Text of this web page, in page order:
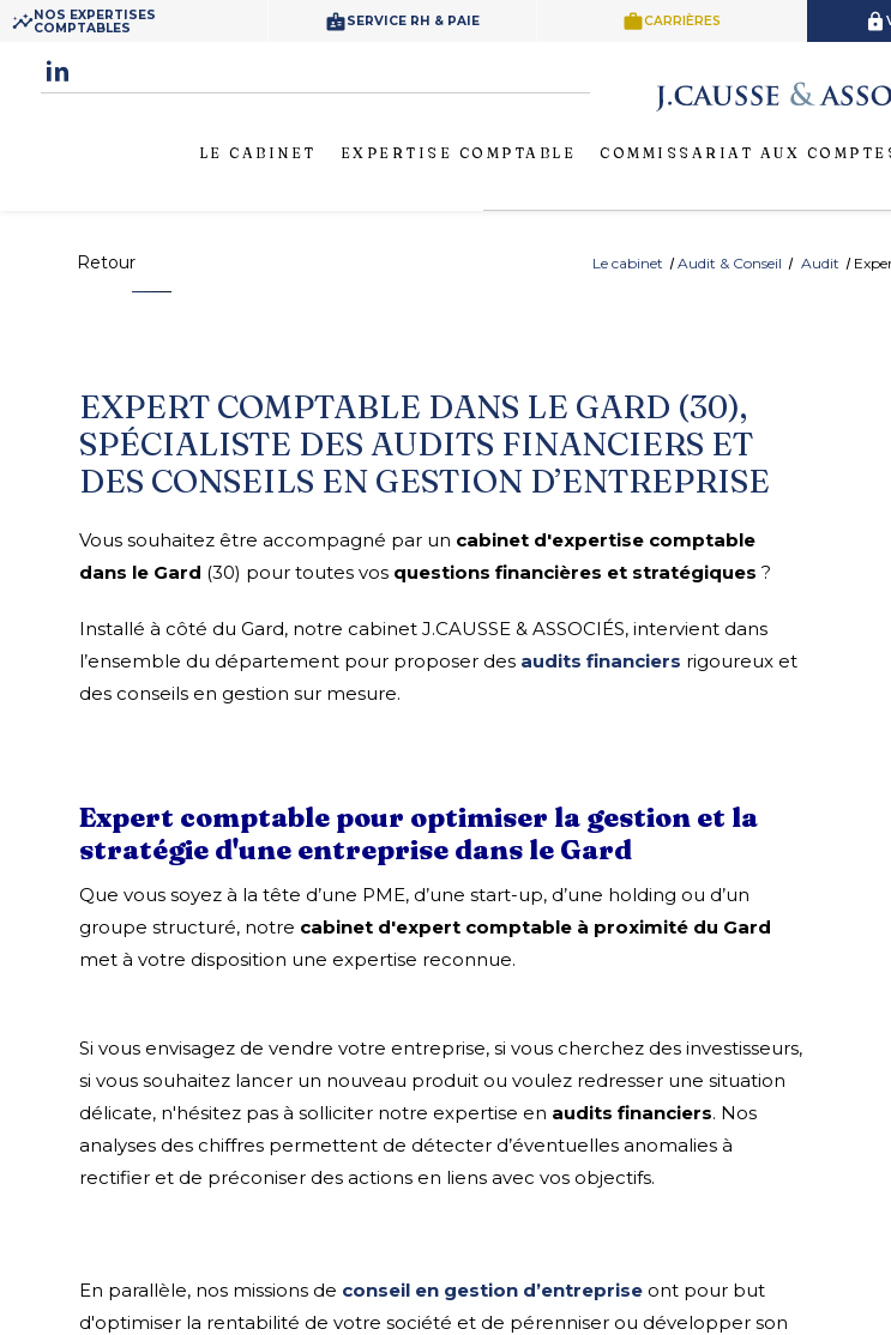
insightsNOS EXPERTISES
COMPTABLES
badgeSERVICE RH & PAIE workCARRIÈRES lock
LE CABINET EXPERTISE COMPTABLE COMMISSARIAT AUX
Le cabinet Audit & Conseil Audit
Retour
EXPERT COMPTABLE DANS LE GARD (30),
SPÉCIALISTE DES AUDITS FINANCIERS ET
DES CONSEILS EN GESTION D’ENTREPRISE
Vous souhaitez être accompagné par un cabinet d'expertise comptable
dans le Gard (30) pour toutes vos questions financières et stratégiques ?
Installé à côté du Gard, notre cabinet J.CAUSSE & ASSOCIÉS, intervient dans
l’ensemble du département pour proposer des audits financiers rigoureux et
des conseils en gestion sur mesure.
Expert comptable pour optimiser la gestion et la
stratégie d'une entreprise dans le Gard
Que vous soyez à la tête d’une PME, d’une start-up, d’une holding ou d’un
groupe structuré, notre cabinet d'expert comptable à proximité du Gard
met à votre disposition une expertise reconnue.
Si vous envisagez de vendre votre entreprise, si vous cherchez des investisseurs,
si vous souhaitez lancer un nouveau produit ou voulez redresser une situation
délicate, n'hésitez pas à solliciter notre expertise en audits financiers. Nos
analyses des chiffres permettent de détecter d’éventuelles anomalies à
rectifier et de préconiser des actions en liens avec vos objectifs.
En parallèle, nos missions de conseil en gestion d’entrepriseont pour but
d'optimiser la rentabilité de votre société et de pérenniser ou développer son
Panneau de gestion des cookies